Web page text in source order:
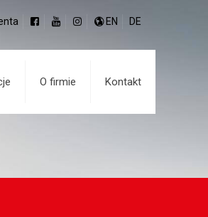
EN DE
O firmie Kontakt